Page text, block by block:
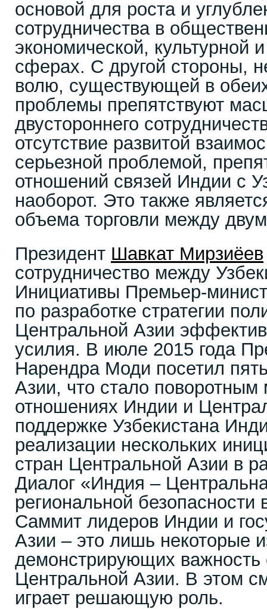
основой для роста и
сотрудничества в
экономической, культурной
сферах. С другой стороны,
волю, существующей в
проблемы препятствуют
двустороннего
отсутствие развитой
серьезной проблемой,
отношений связей Индии с
наоборот. Это также
объема торговли между
Президент Шавкат Мирзиёев
сотрудничество между
Инициативы Премьер-
по разработке стратегии
Центральной Азии
усилия. В июле 2015 года
Нарендра Моди посетил
Азии, что стало
отношениях Индии и
поддержке Узбекистана
реализации нескольких
стран Центральной Азии в
Диалог «Индия –
региональной безопасности
Саммит лидеров Индии и
Азии – это лишь некоторые
демонстрирующих важность
Центральной Азии. В этом
играет решающую роль.